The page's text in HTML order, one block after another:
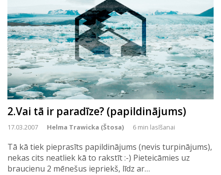
2.Vai tā ir paradīze? (papildinājums)
17.03.2007 Helma Trawicka (Štosa) 6 min lasīšanai
Tā kā tiek pieprasīts papildinājums (nevis turpinājums),
nekas cits neatliek kā to rakstīt :-) Pieteicāmies uz
braucienu 2 mēnešus iepriekš, līdz ar…